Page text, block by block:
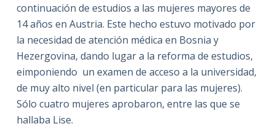
continuación de estudios a las mujeres mayores de
14 años en Austria. Este hecho estuvo motivado por
la necesidad de atención médica en Bosnia y
Hezergovina, dando lugar a la reforma de estudios,
eimponiendo un examen de acceso a la universidad,
de muy alto nivel (en particular para las mujeres).
Sólo cuatro mujeres aprobaron, entre las que se
hallaba Lise.